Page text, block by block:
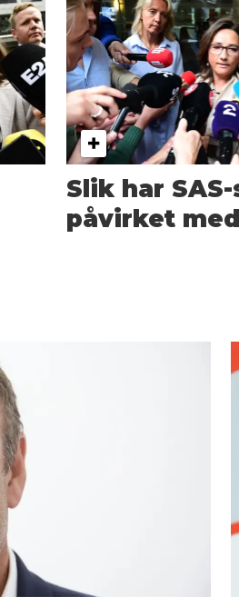
Slik har
påvirket